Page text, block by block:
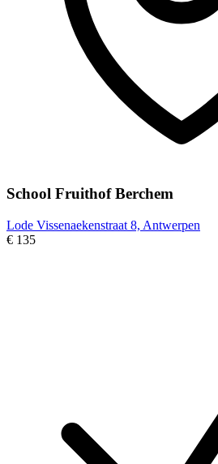
School Fruithof Berchem
Lode Vissenaekenstraat 8, Antwerpen
€ 135